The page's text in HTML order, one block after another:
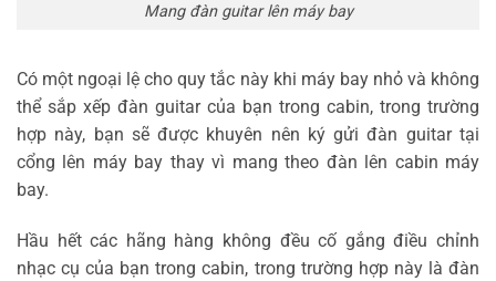
Mang đàn guitar lên máy bay
Có một ngoại lệ cho quy tắc này khi máy bay nhỏ và không
thể sắp xếp đàn guitar của bạn trong cabin, trong trường
hợp này, bạn sẽ được khuyên nên ký gửi đàn guitar tại
cổng lên máy bay thay vì mang theo đàn lên cabin máy
bay.
Hầu hết các hãng hàng không đều cố gắng điều chỉnh
nhạc cụ của bạn trong cabin, trong trường hợp này là đàn